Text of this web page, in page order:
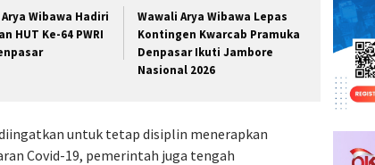
Wibawa Hadiri
HUT Ke-64 PWRI
Wawali Arya Wibawa Lepas
Kontingen Kwarcab Pramuka
Denpasar Ikuti Jambore
Nasional 2026
untuk tetap disiplin menerapkan
Covid-19, pemerintah juga tengah